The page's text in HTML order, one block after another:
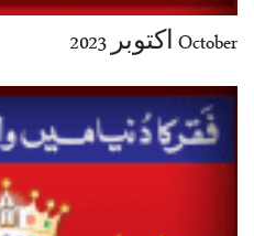
October اکتوبر 2023